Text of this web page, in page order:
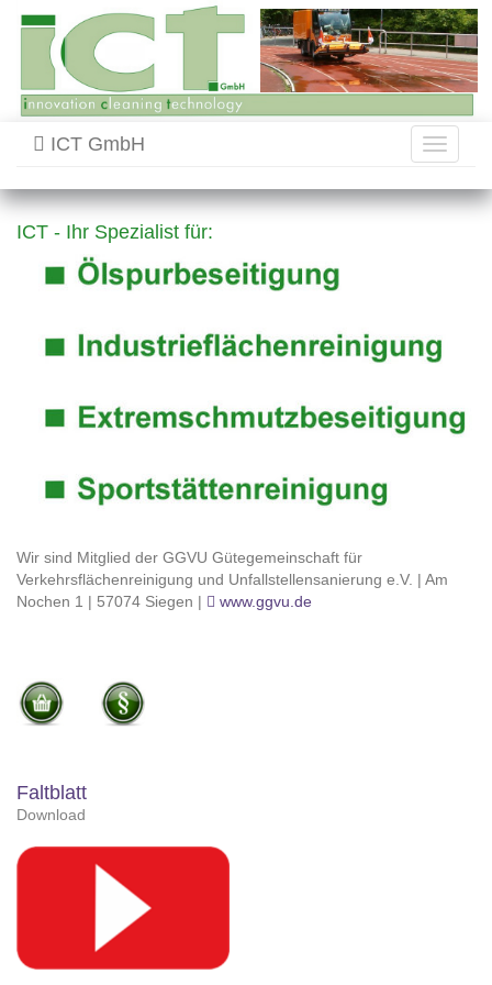
Toggle
ICT GmbH
ICT - Ihr Spezialist für:
Wir sind Mitglied der GGVU Gütegemeinschaft für
Verkehrsflächenreinigung und Unfallstellensanierung e.V. | Am
Nochen 1 | 57074 Siegen |
www.ggvu.de
Faltblatt
Download